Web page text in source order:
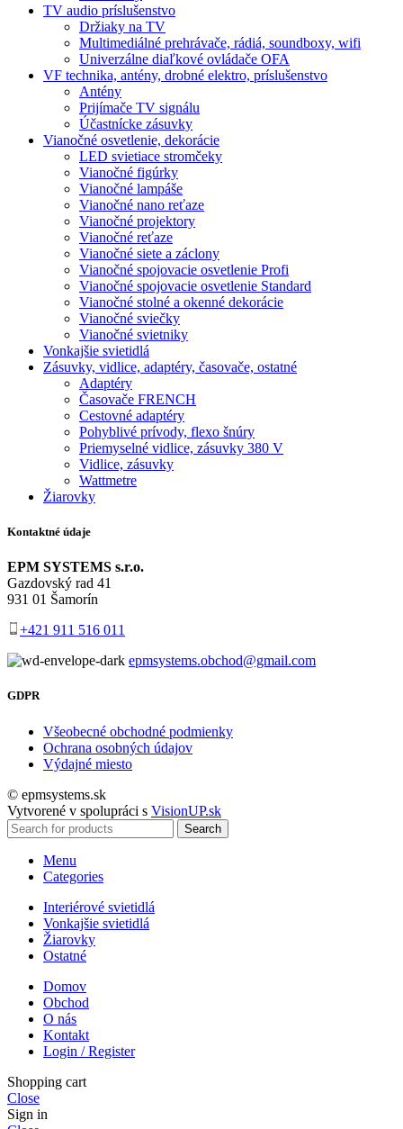
TV audio príslušenstvo
Držiaky na TV
Multimediálné prehrávače, rádiá, soundboxy, wifi
Univerzálne diaľkové ovládače OFA
VF technika, antény, drobné elektro, príslušenstvo
Antény
Prijímače TV signálu
Účastnícke zásuvky
Vianočné osvetlenie, dekorácie
LED svietiace stromčeky
Vianočné figúrky
Vianočné lampáše
Vianočné nano reťaze
Vianočné projektory
Vianočné reťaze
Vianočné siete a záclony
Vianočné spojovacie osvetlenie Profi
Vianočné spojovacie osvetlenie Standard
Vianočné stolné a okenné dekorácie
Vianočné sviečky
Vianočné svietniky
Vonkajšie svietidlá
Zásuvky, vidlice, adaptéry, časovače, ostatné
Adaptéry
Časovače FRENCH
Cestovné adaptéry
Pohyblivé prívody, flexo šnúry
Priemyselné vidlice, zásuvky 380 V
Vidlice, zásuvky
Wattmetre
Žiarovky
Kontaktné údaje
EPM SYSTEMS s.r.o.
Gazdovský rad 41
931 01 Šamorín
+421 911 516 011
epmsystems.obchod@gmail.com
GDPR
Všeobecné obchodné podmienky
Ochrana osobných údajov
Výdajné miesto
© epmsystems.sk
Vytvorené v spolupráci s VisionUP.sk
Search
Menu
Categories
Interiérové svietidlá
Vonkajšie svietidlá
Žiarovky
Ostatné
Domov
Obchod
O nás
Kontakt
Login / Register
Shopping cart
Close
Sign in